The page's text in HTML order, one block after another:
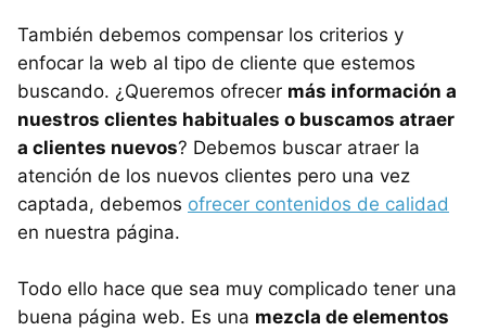
También debemos compensar los criterios y
enfocar la web al tipo de cliente que estemos
buscando. ¿Queremos ofrecer más información a
nuestros clientes habituales o buscamos atraer
a clientes nuevos? Debemos buscar atraer la
atención de los nuevos clientes pero una vez
captada, debemos ofrecer contenidos de calidad
en nuestra página.
Todo ello hace que sea muy complicado tener una
buena página web. Es una mezcla de elementos